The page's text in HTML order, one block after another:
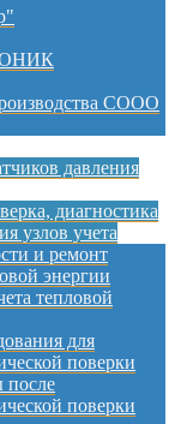
СООО
давления
диагностика
узлов учета
и ремонт
энергии
тепловой
для
поверки
после
поверки